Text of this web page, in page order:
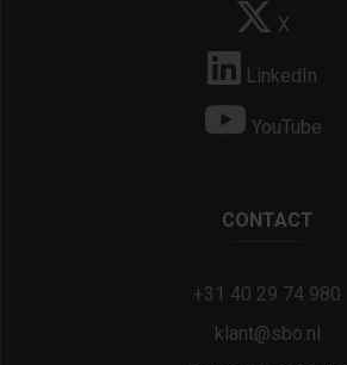
X
LinkedIn
YouTube
CONTACT
+31 40 29 74 980
klant@sbo.nl